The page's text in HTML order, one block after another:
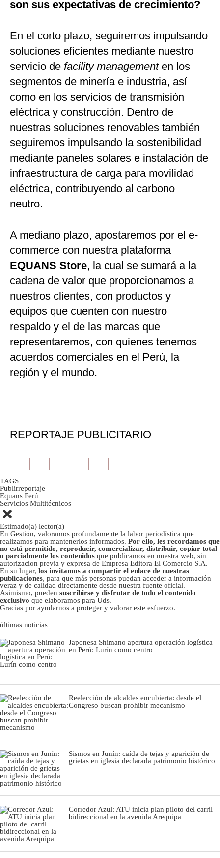
son sus expectativas de crecimiento?
En el corto plazo, seguiremos impulsando
soluciones eficientes mediante nuestro
servicio de facility management en los
segmentos de minería e industria, así
como en los servicios de transmisión
eléctrica y construcción. Dentro de
nuestras soluciones renovables también
seguiremos impulsando la sostenibilidad
mediante paneles solares e instalación de
infraestructura de carga para movilidad
eléctrica, contribuyendo al carbono
neutro.
A mediano plazo, apostaremos por el e-
commerce con nuestra plataforma
EQUANS Store, la cual se sumará a la
cadena de valor que proporcionamos a
nuestros clientes, con productos y
equipos que cuenten con nuestro
respaldo y el de las marcas que
representaremos, con quienes tenemos
acuerdos comerciales en el Perú, la
región y el mundo.
REPORTAJE PUBLICITARIO
TAGS
Publirreportaje |
Equans Perú |
Servicios Multitécnicos
Estimado(a) lector(a)
En Gestión, valoramos profundamente la labor periodística que
realizamos para mantenerlos informados. Por ello, les recordamos que
no está permitido, reproducir, comercializar, distribuir, copiar total
o parcialmente los contenidos que publicamos en nuestra web, sin
autorizacion previa y expresa de Empresa Editora El Comercio S.A.
En su lugar, los invitamos a compartir el enlace de nuestras
publicaciones, para que más personas puedan acceder a información
veraz y de calidad directamente desde nuestra fuente oficial.
Asimismo, pueden suscribirse y disfrutar de todo el contenido
exclusivo que elaboramos para Uds.
Gracias por ayudarnos a proteger y valorar este esfuerzo.
últimas noticias
Japonesa Shimano apertura operación logística
en Perú: Lurín como centro
Reelección de alcaldes encubierta: desde el
Congreso buscan prohibir mecanismo
Sismos en Junín: caída de tejas y aparición de
grietas en iglesia declarada patrimonio histórico
Corredor Azul: ATU inicia plan piloto del carril
bidireccional en la avenida Arequipa